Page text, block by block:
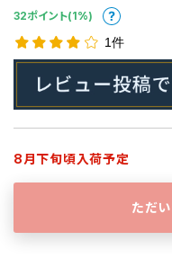
32ポイント(1%)
1件
8月下旬頃入荷予定
ただ